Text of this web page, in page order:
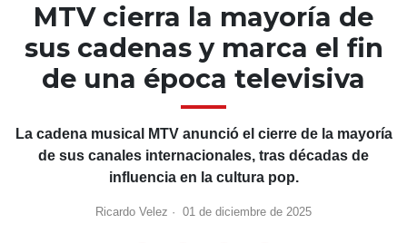
MTV cierra la mayoría de
sus cadenas y marca el fin
de una época televisiva
La cadena musical MTV anunció el cierre de la mayoría
de sus canales internacionales, tras décadas de
influencia en la cultura pop.
Ricardo Velez · 01 de diciembre de 2025